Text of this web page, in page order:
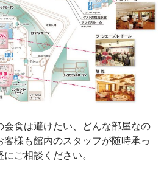
会食は避けたい、どんな部屋なの
様も館内のスタッフが随時承っ
ご相談ください。